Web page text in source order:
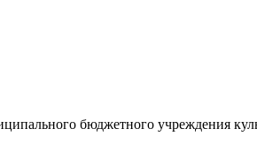
бюджетного учреждения